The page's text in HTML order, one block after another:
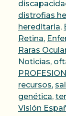
distrofias
hereditaria,
Retina,
Raras
Noticias,
recursos,
genética,
Visión